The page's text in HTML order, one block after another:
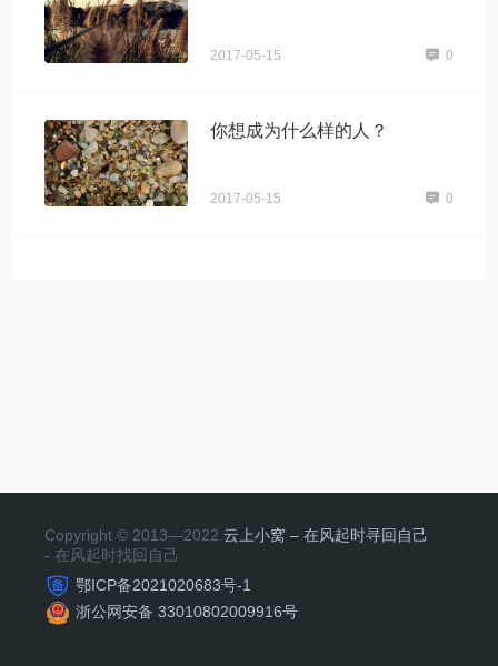
2017-05-15 0
你想成为什么样的人？
2017-05-15 0
Copyright © 2013—2022 云上小窝 – 在风起时寻回自己
- 在风起时找回自己
鄂ICP备2021020683号-1
浙公网安备 33010802009916号